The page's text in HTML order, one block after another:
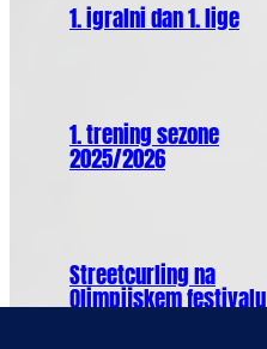
1. igralni dan 1. lige
1. trening sezone
2025/2026
Streetcurling na
Olimpijskem festivalu